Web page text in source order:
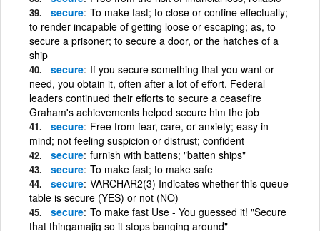
secure To make fast; to close or confine effectually;
to render incapable of getting loose or escaping; as, to
secure a prisoner; to secure a door, or the hatches of a
ship
secure If you secure something that you want or
need, you obtain it, often after a lot of effort. Federal
leaders continued their efforts to secure a ceasefire
Graham's achievements helped secure him the job
secure Free from fear, care, or anxiety; easy in
mind; not feeling suspicion or distrust; confident
secure furnish with battens; "batten ships"
secure To make fast; to make safe
secure VARCHAR2(3) Indicates whether this queue
table is secure (YES) or not (NO)
secure To make fast Use - You guessed it! "Secure
that thingamajig so it stops banging around"